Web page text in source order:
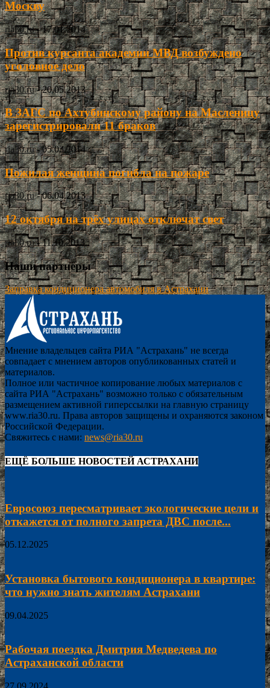
Москву
ria30.ru - 17.01.2014
Против курсанта академии МВД возбуждено
уголовное дело
ria30.ru - 20.05.2013
В ЗАГС по Ахтубинскому району на Масленицу
зарегистрировали 11 браков
ria30.ru - 05.03.2014
Пожилая женщина погибла на пожаре
ria30.ru - 06.04.2013
12 октября на трёх улицах отключат свет
ria30.ru - 11.10.2013
Наши партнёры
Заправка кондиционера автомобиля в Астрахани
Мнение владельцев сайта РИА "Астрахань" не всегда
совпадает с мнением авторов опубликованных статей и
материалов.
Полное или частичное копирование любых материалов с
сайта РИА "Астрахань" возможно только с обязательным
размещением активной гиперссылки на главную страницу
www.ria30.ru. Права авторов защищены и охраняются законом
Российской Федерации.
Свяжитесь с нами: news@ria30.ru
ЕЩЁ БОЛЬШЕ НОВОСТЕЙ АСТРАХАНИ
Евросоюз пересматривает экологические цели и
откажется от полного запрета ДВС после...
05.12.2025
Установка бытового кондиционера в квартире:
что нужно знать жителям Астрахани
09.04.2025
Рабочая поездка Дмитрия Медведева по
Астраханской области